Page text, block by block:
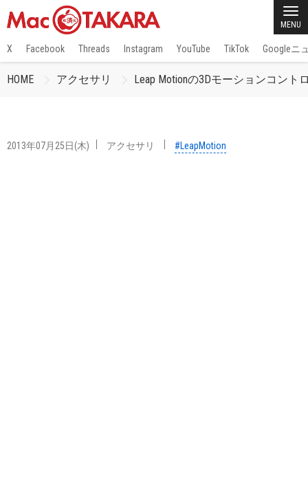
MENU
X Facebook Threads Instagram YouTube TikTok Googleニ
HOME アクセサリ Leap Motionの3Dモーションコント
2013年07月25日(木) アクセサリ #LeapMotion